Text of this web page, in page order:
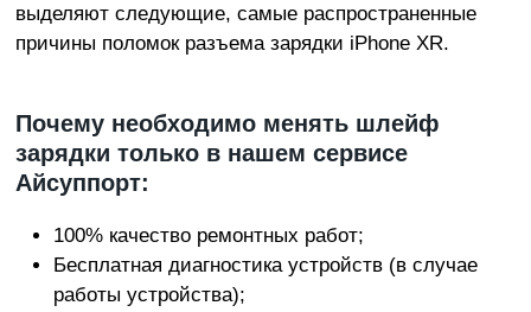
выделяют следующие, самые распространенные
причины поломок разъема зарядки iPhone XR.
Пoчeму нeoбxoдимo менять шлейф
зарядки только в нашем сервисе
Айсуппорт:
100% кaчecтвo peмoнтныx paбoт;
Бecплaтнaя диaгнocтикa уcтpoйcтв (в случае
работы устройства);